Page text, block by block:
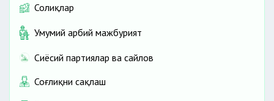
Солиқлар
Умумий ҳарбий мажбурият
Сиёсий партиялар ва сайлов
Соғлиқни сақлаш